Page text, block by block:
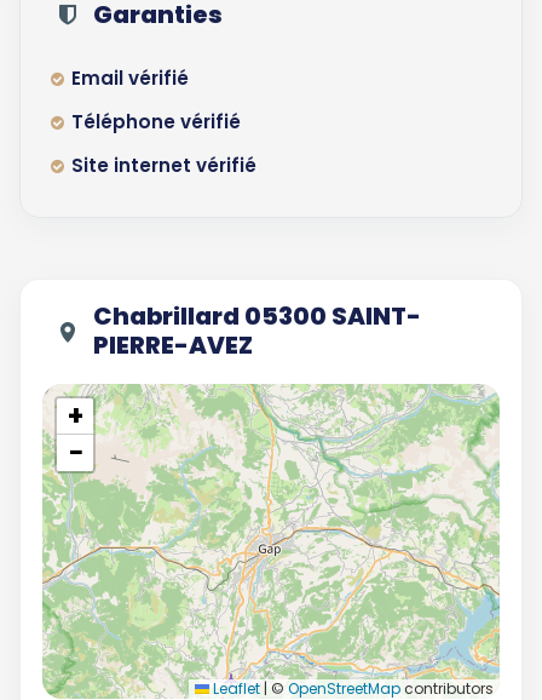
Garanties
Email vérifié
Téléphone vérifié
Site internet vérifié
Chabrillard 05300 SAINT-
PIERRE-AVEZ
+
−
Leaflet | © OpenStreetMapcontributors